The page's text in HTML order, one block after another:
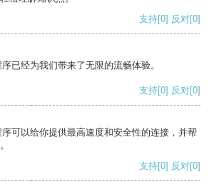
支持[0] 反对[0]
已经为我们带来了无限的流畅体验。
支持[0] 反对[0]
可以给你提供最高速度和安全性的连接，并帮
支持[0] 反对[0]